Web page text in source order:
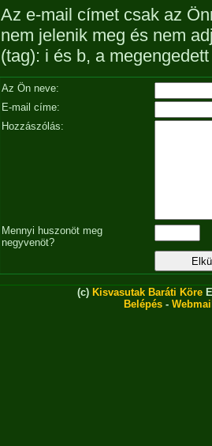
Az e-mail címet csak az
nem jelenik meg és nem
(tag): i és b, a
Az Ön neve:
E-mail címe:
Hozzászólás:
Mennyi huszonöt meg
negyvenöt?
(c) Kisvasutak Baráti Köre
Belépés -